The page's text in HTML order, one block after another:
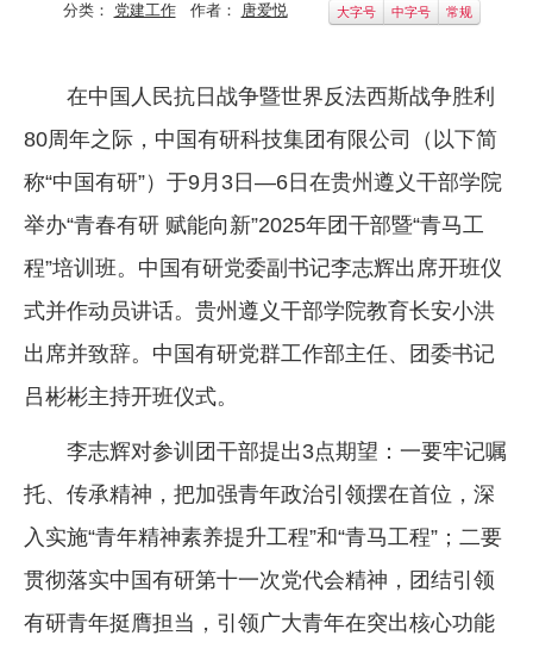
科技
党建工作
企业文化
《资源再生》杂志
行情报价
分类： 党建工作作者： 唐爱悦 大字号 中字号 常规
在中国人民抗日战争暨世界反法西斯战争胜利
80周年之际，中国有研科技集团有限公司（以下简
称“中国有研”）于9月3日—6日在贵州遵义干部学院
举办“青春有研 赋能向新”2025年团干部暨“青马工
程”培训班。中国有研党委副书记李志辉出席开班仪
式并作动员讲话。贵州遵义干部学院教育长安小洪
出席并致辞。中国有研党群工作部主任、团委书记
吕彬彬主持开班仪式。
李志辉对参训团干部提出3点期望：一要牢记嘱
托、传承精神，把加强青年政治引领摆在首位，深
入实施“青年精神素养提升工程”和“青马工程”；二要
贯彻落实中国有研第十一次党代会精神，团结引领
有研青年挺膺担当，引领广大青年在突出核心功能